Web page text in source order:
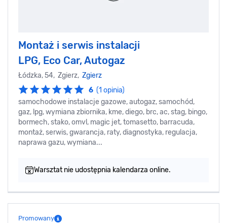
Montaż i serwis instalacji
LPG, Eco Car, Autogaz
Łódzka, 54, Zgierz, Zgierz
6 (1 opinia)
samochodowe instalacje gazowe, autogaz, samochód,
gaz, lpg, wymiana zbiornika, kme, diego, brc, ac, stag, bingo,
bormech, stako, omvl, magic jet, tomasetto, barracuda,
montaż, serwis, gwarancja, raty, diagnostyka, regulacja,
naprawa gazu, wymiana...
Warsztat nie udostępnia kalendarza online.
Promowany